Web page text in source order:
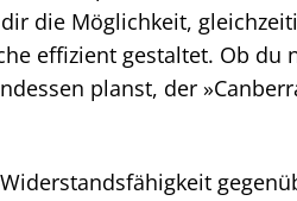
die Möglichkeit,
effizient gestaltet. Ob du
planst, der